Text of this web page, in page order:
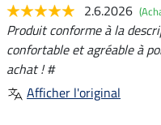
2.6.2026
Produit conforme à la
confortable et agréable à
achat ! #
Afficher l'original